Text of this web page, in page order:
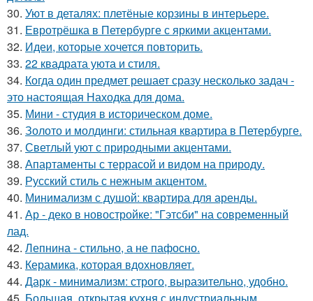
30. Уют в деталях: плетёные корзины в интерьере.
31. Евротрёшка в Петербурге с яркими акцентами.
32. Идеи, которые хочется повторить.
33. 22 квадрата уюта и стиля.
34. Когда один предмет решает сразу несколько задач -
это настоящая Находка для дома.
35. Мини - студия в историческом доме.
36. Золото и молдинги: стильная квартира в Петербурге.
37. Светлый уют с природными акцентами.
38. Апартаменты с террасой и видом на природу.
39. Русский стиль с нежным акцентом.
40. Минимализм с душой: квартира для аренды.
41. Ар - деко в новостройке: "Гэтсби" на современный
лад.
42. Лепнина - стильно, а не пафосно.
43. Керамика, которая вдохновляет.
44. Дарк - минимализм: строго, выразительно, удобно.
45. Большая, открытая кухня с индустриальным